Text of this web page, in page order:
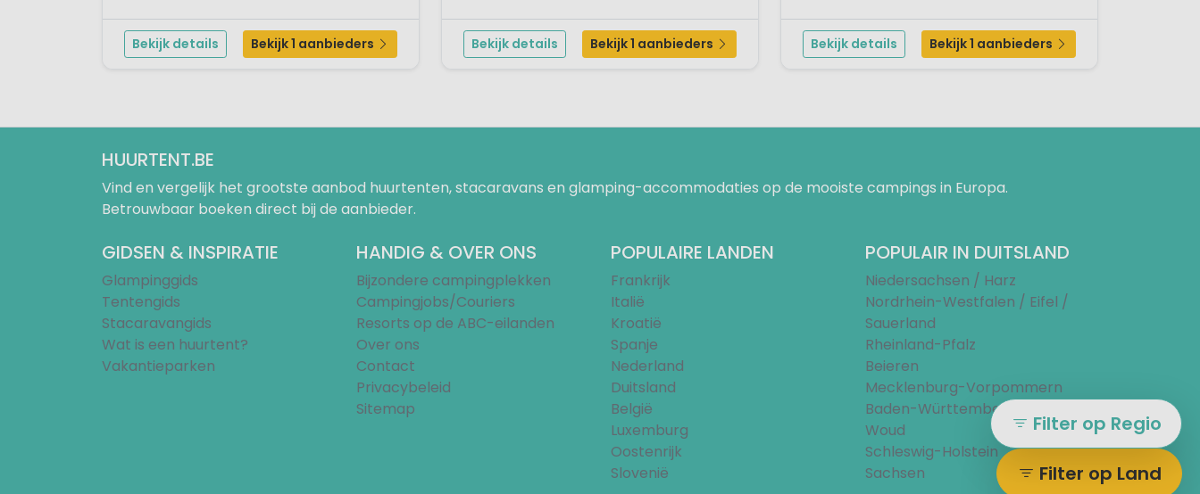
Filter op Land
Filter op Regio
grenst direct aan de rivier de Sûre. en heeft goede
voorzieninge...
Bekijk details Bekijk 1 aanbieders
bestemming om de prachtige hanzeste...
Bekijk details Bekijk 1 aanbieders
beschikt over een eigen recreatiemeer met een
grote...
Bekijk details Bekijk 1 aanbieders
HUURTENT.BE
Vind en vergelijk het grootste aanbod huurtenten, stacaravans en glamping-accommodaties op de mooiste campings in Europa.
Betrouwbaar boeken direct bij de aanbieder.
GIDSEN & INSPIRATIE
Glampinggids
Tentengids
Stacaravangids
Wat is een huurtent?
Vakantieparken
HANDIG & OVER ONS
Bijzondere campingplekken
Campingjobs/Couriers
Resorts op de ABC-eilanden
Over ons
Contact
Privacybeleid
Sitemap
POPULAIRE LANDEN
Frankrijk
Italië
Kroatië
Spanje
Nederland
Duitsland
België
Luxemburg
Oostenrijk
Slovenië
POPULAIR IN DUITSLAND
Niedersachsen / Harz
Nordrhein-Westfalen / Eifel /
Sauerland
Rheinland-Pfalz
Beieren
Mecklenburg-Vorpommern
Baden-Württemberg / Zwarte
Woud
Schleswig-Holstein
Sachsen